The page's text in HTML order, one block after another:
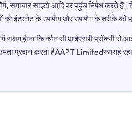
समाचार साइटों आदि पर पहुंच निषेध करते
को इंटरनेट के उपयोग और उपयोग के तरीके को
होना कि कौन सी आईएसपी प्रॉक्सी से
प्रदान करता हैAAPT Limitedरूपयह